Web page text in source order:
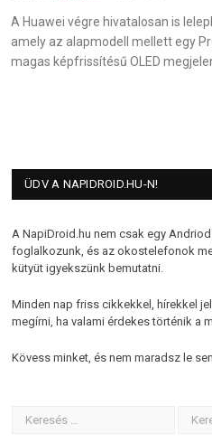
A Huawei végre hivatalosan is
amely az alapmodell mellett egy
magas képfrissítésű OLED
ÜDV A NAPIDROID.HU-N!
A NapiDroid.hu nem csak egy
foglalkozunk, és az okostelefonok
kütyüt igyekszünk bemutatni.
Minden nap friss cikkekkel, hírekkel
megírni, ha valami érdekes történik a
Kövess minket, és nem maradsz le